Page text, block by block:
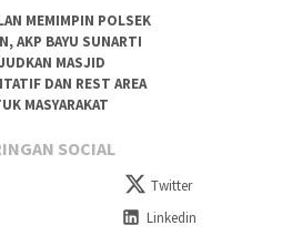
MEMIMPIN POLSEK
AKP BAYU SUNARTI
MASJID
DAN REST AREA
MASYARAKAT
SOCIAL
Twitter
Linkedin